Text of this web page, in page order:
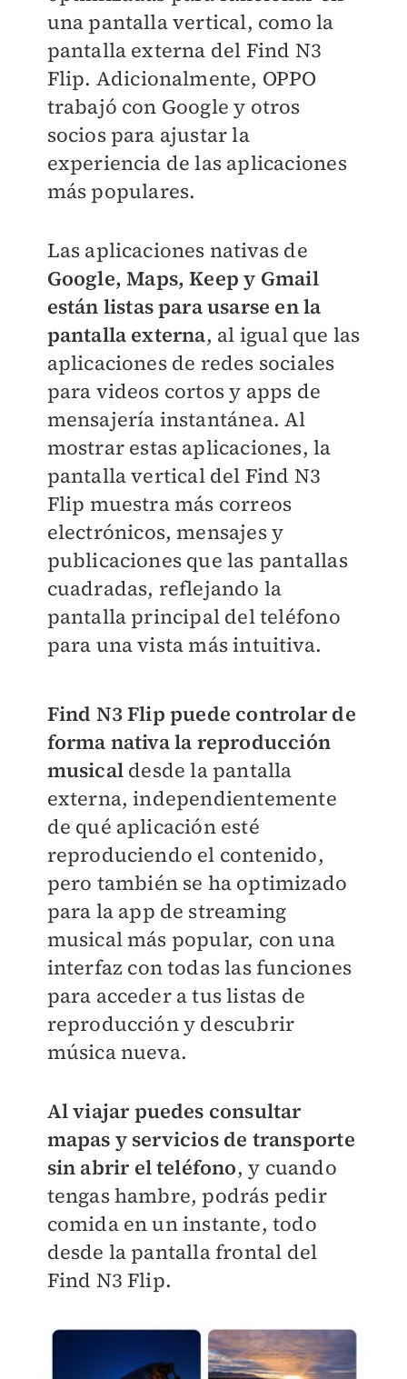
una pantalla vertical, como la
pantalla externa del Find N3
Flip. Adicionalmente, OPPO
trabajó con Google y otros
socios para ajustar la
experiencia de las aplicaciones
más populares.
Las aplicaciones nativas de
Google, Maps, Keep y Gmail
están listas para usarse en la
pantalla externa, al igual que las
aplicaciones de redes sociales
para videos cortos y apps de
mensajería instantánea. Al
mostrar estas aplicaciones, la
pantalla vertical del Find N3
Flip muestra más correos
electrónicos, mensajes y
publicaciones que las pantallas
cuadradas, reflejando la
pantalla principal del teléfono
para una vista más intuitiva.
Find N3 Flip puede controlar de
forma nativa la reproducción
musicaldesde la pantalla
externa, independientemente
de qué aplicación esté
reproduciendo el contenido,
pero también se ha optimizado
para la app de streaming
musical más popular, con una
interfaz con todas las funciones
para acceder a tus listas de
reproducción y descubrir
música nueva.
Al viajar puedes consultar
mapas y servicios de transporte
sin abrir el teléfono, y cuando
tengas hambre, podrás pedir
comida en un instante, todo
desde la pantalla frontal del
Find N3 Flip.